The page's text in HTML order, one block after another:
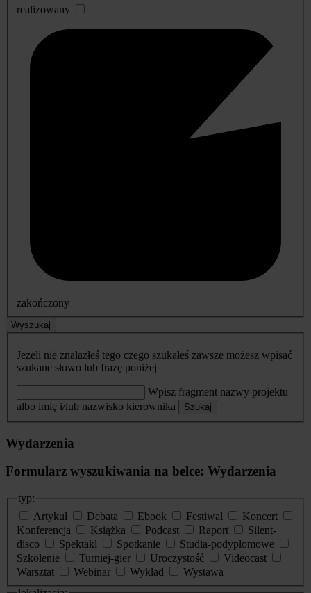
realizowany
zakończony
Wyszukaj
Jeżeli nie znalazłeś tego czego szukałeś zawsze możesz wpisać
szukane słowo lub frazę poniżej
Wpisz fragment nazwy projektu
albo imię i/lub nazwisko kierownika
Szukaj
Wydarzenia
Formularz wyszukiwania na belce: Wydarzenia
typ:
Artykuł
Debata Ebook Festiwal
Koncert
Konferencja
Książka Podcast Raport
Silent-
disco
Spektakl Spotkanie
Studia-podyplomowe
Szkolenie
Turniej-gier Uroczystość
Videocast
Warsztat
Webinar Wykład
Wystawa